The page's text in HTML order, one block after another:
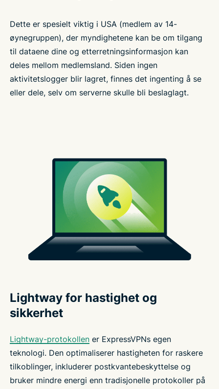
Dette er spesielt viktig i USA (medlem av 14-
øynegruppen), der myndighetene kan be om tilgang
til dataene dine og etterretningsinformasjon kan
deles mellom medlemsland. Siden ingen
aktivitetslogger blir lagret, finnes det ingenting å se
eller dele, selv om serverne skulle bli beslaglagt.
Lightway for hastighet og
sikkerhet
Lightway-protokollen er ExpressVPNs egen
teknologi. Den optimaliserer hastigheten for raskere
tilkoblinger, inkluderer postkvantebeskyttelse og
bruker mindre energi enn tradisjonelle protokoller på